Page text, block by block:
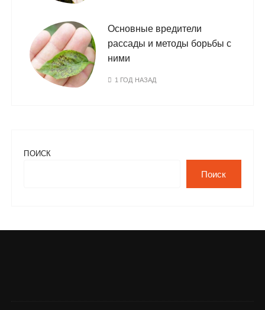
Основные вредители
рассады и методы борьбы с
ними
1 ГОД НАЗАД
ПОИСК
Поиск